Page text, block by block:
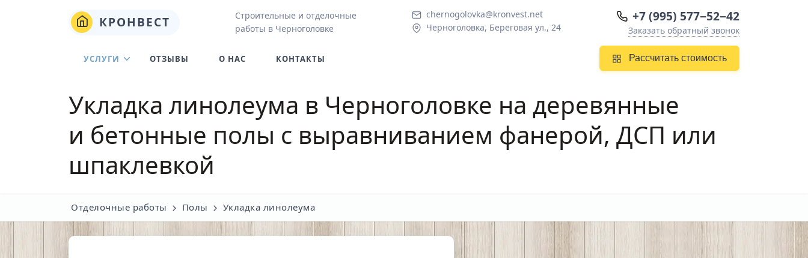
КРОНВЕСТ
Строительные и отделочные
работы в Черноголовке
chernogolovka@kronvest.net
Черноголовка, Береговая ул., 24
+7 (995) 577−52−42
Заказать обратный звонок
Рассчитать стоимость
УСЛУГИ ОТЗЫВЫ О НАС КОНТАКТЫ
Укладка линолеума в Черноголовке на деревянные
и бетонные полы с выравниванием фанерой, ДСП или
шпаклевкой
Отделочные работы Полы Укладка линолеума